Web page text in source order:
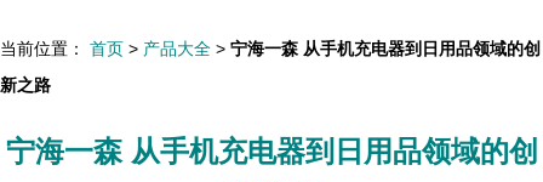
当前位置： 首页 > 产品大全 > 宁海一森 从手机充电器到日用品领域的创
新之路
宁海一森 从手机充电器到日用品领域的创